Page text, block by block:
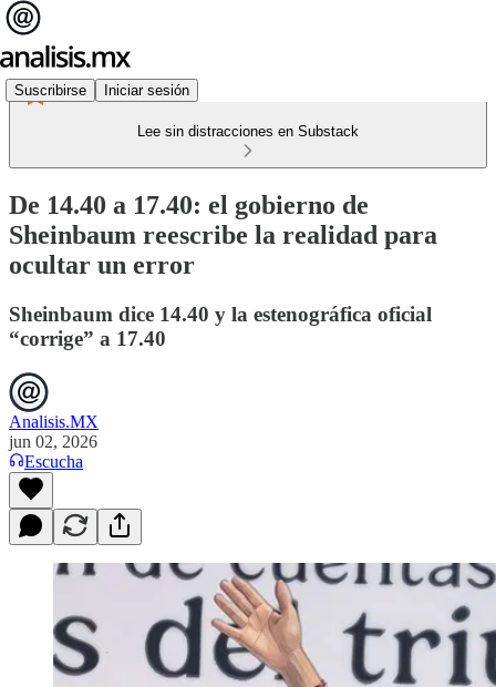
Suscribirse Iniciar sesión
Lee sin distracciones en Substack
De 14.40 a 17.40: el gobierno de
Sheinbaum reescribe la realidad para
ocultar un error
Sheinbaum dice 14.40 y la estenográfica oficial
“corrige” a 17.40
Analisis.MX
jun 02, 2026
Escucha